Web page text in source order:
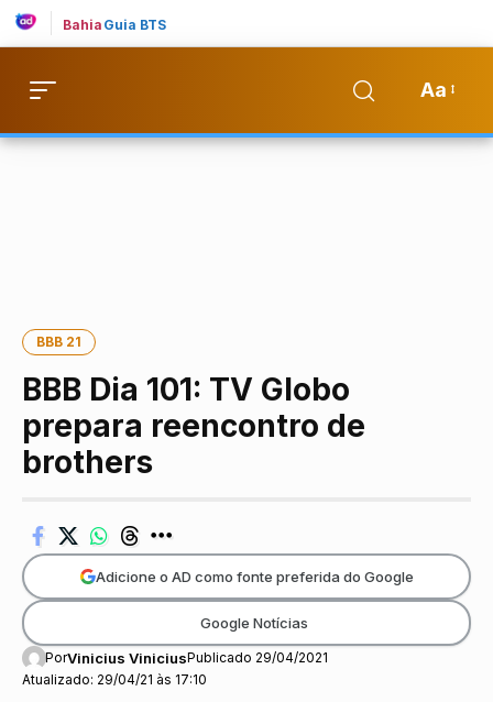
Bahia Guia BTS
Aa
BBB 21
BBB Dia 101: TV Globo
prepara reencontro de
brothers
Atualizado: 29/04/21 às 17:10
PorVinicius ViniciusPublicado 29/04/2021
Adicione o AD como fonte preferida do Google
Google Notícias